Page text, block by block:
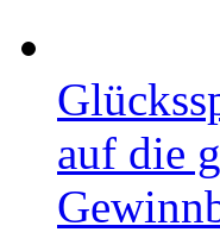
auf die